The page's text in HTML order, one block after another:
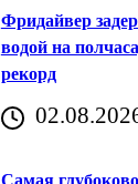
Фридайвер
водой на
рекорд